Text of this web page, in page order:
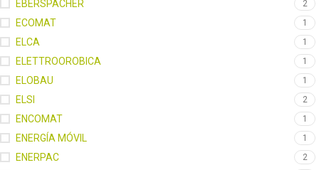
EBERSPACHER 2
ECOMAT 1
ELCA 1
ELETTROOROBICA 1
ELOBAU 1
ELSI 2
ENCOMAT 1
ENERGÍA MÓVIL 1
ENERPAC 2